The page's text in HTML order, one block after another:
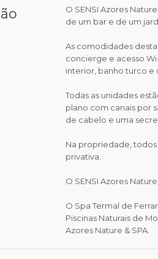
O SENSI Azores
de um bar e de um
As comodidades
concierge e acesso
interior, banho turco e
Todas as unidades
plano com canais por
de cabelo e uma
Na propriedade,
privativa.
O SENSI Azores
O Spa Termal de
Piscinas Naturais de
Azores Nature & SPA.